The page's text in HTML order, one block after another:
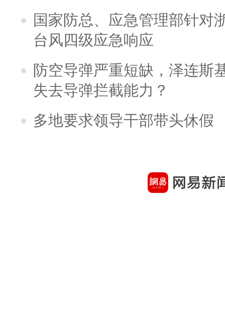
国家防总、应急管理部针对
台风四级应急响应
防空导弹严重短缺，泽连斯
失去导弹拦截能力？
多地要求领导干部带头休假